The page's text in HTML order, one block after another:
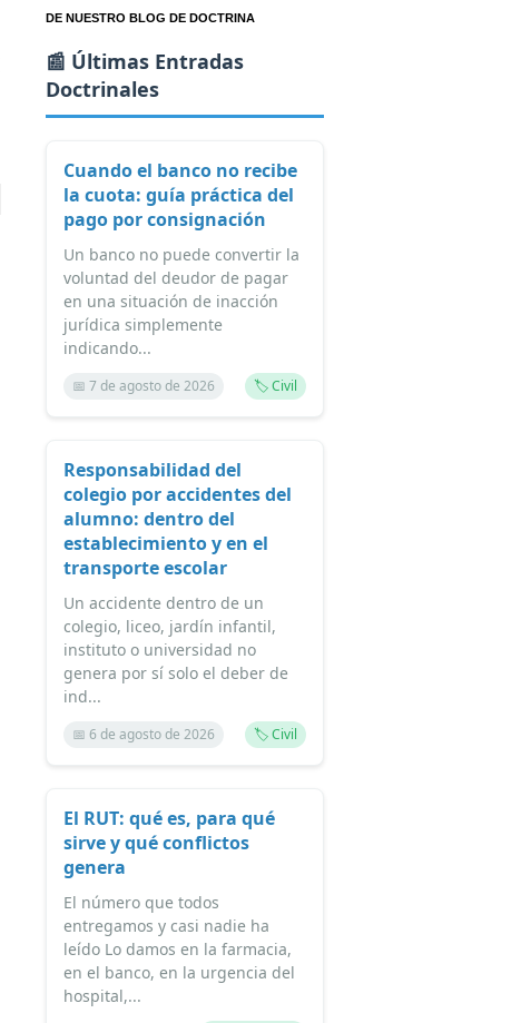
DE NUESTRO BLOG DE DOCTRINA
📰 Últimas Entradas
Doctrinales
Cuando el banco no recibe
la cuota: guía práctica del
pago por consignación
Un banco no puede convertir la
voluntad del deudor de pagar
en una situación de inacción
jurídica simplemente
indicando...
📅 7 de agosto de 2026 🏷️ Civil
Responsabilidad del
colegio por accidentes del
alumno: dentro del
establecimiento y en el
transporte escolar
Un accidente dentro de un
colegio, liceo, jardín infantil,
instituto o universidad no
genera por sí solo el deber de
ind...
📅 6 de agosto de 2026 🏷️ Civil
El RUT: qué es, para qué
sirve y qué conflictos
genera
El número que todos
entregamos y casi nadie ha
leído Lo damos en la farmacia,
en el banco, en la urgencia del
hospital,...